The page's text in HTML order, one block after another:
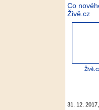
Co
Živě.cz
31. 12.